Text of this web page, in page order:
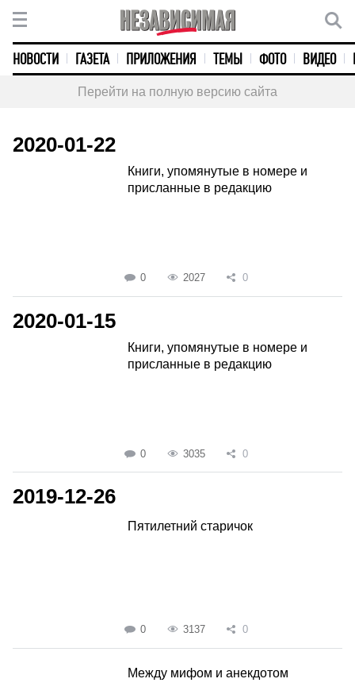
НОВОСТИ ГАЗЕТА ПРИЛОЖЕНИЯ ТЕМЫ ФОТО ВИДЕО
Перейти на полную версию сайта
2020-01-22
Книги, упомянутые в номере и
присланные в редакцию
0 2027 0
2020-01-15
Книги, упомянутые в номере и
присланные в редакцию
0 3035 0
2019-12-26
Пятилетний старичок
0 3137 0
Между мифом и анекдотом